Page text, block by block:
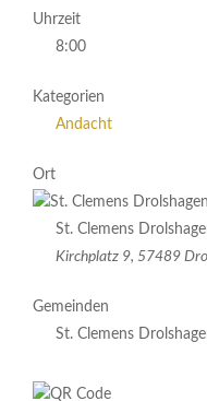
Uhrzeit
8:00
Kategorien
Andacht
Ort
St. Clemens
Kirchplatz 9, 57489
Gemeinden
St. Clemens